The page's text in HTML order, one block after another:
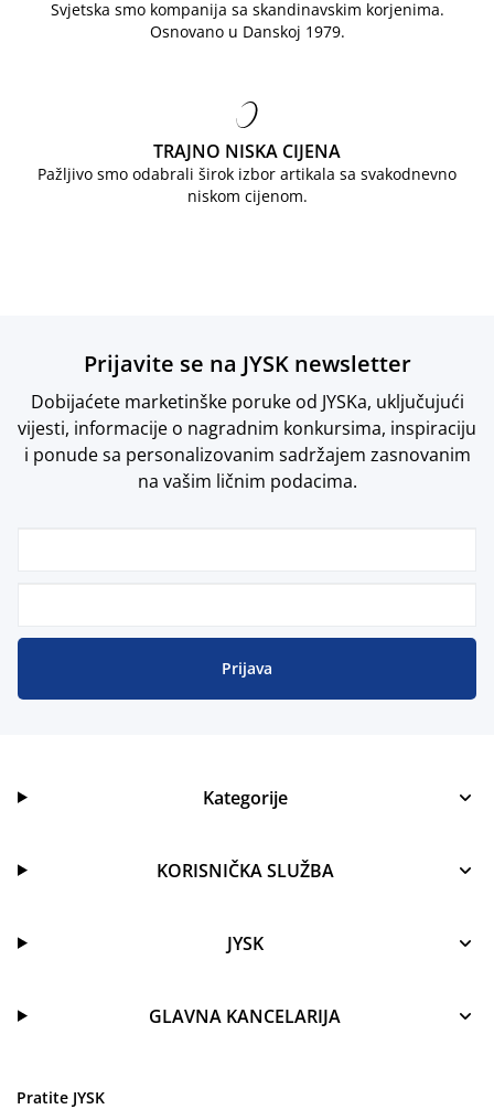
Svjetska smo kompanija sa skandinavskim korjenima.
Osnovano u Danskoj 1979.
TRAJNO NISKA CIJENA
Pažljivo smo odabrali širok izbor artikala sa svakodnevno
niskom cijenom.
Prijavite se na JYSK newsletter
Dobijaćete marketinške poruke od JYSKa, uključujući
vijesti, informacije o nagradnim konkursima, inspiraciju
i ponude sa personalizovanim sadržajem zasnovanim
na vašim ličnim podacima.
Prijava
Kategorije
KORISNIČKA SLUŽBA
JYSK
GLAVNA KANCELARIJA
Pratite JYSK